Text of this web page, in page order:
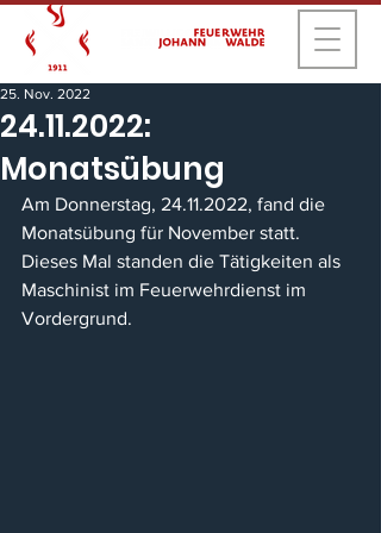
24.11.2022:
Monatsübung
25. Nov. 2022
Am Donnerstag, 24.11.2022, fand die
Monatsübung für November statt.
Dieses Mal standen die Tätigkeiten als
Maschinist im Feuerwehrdienst im
Vordergrund.